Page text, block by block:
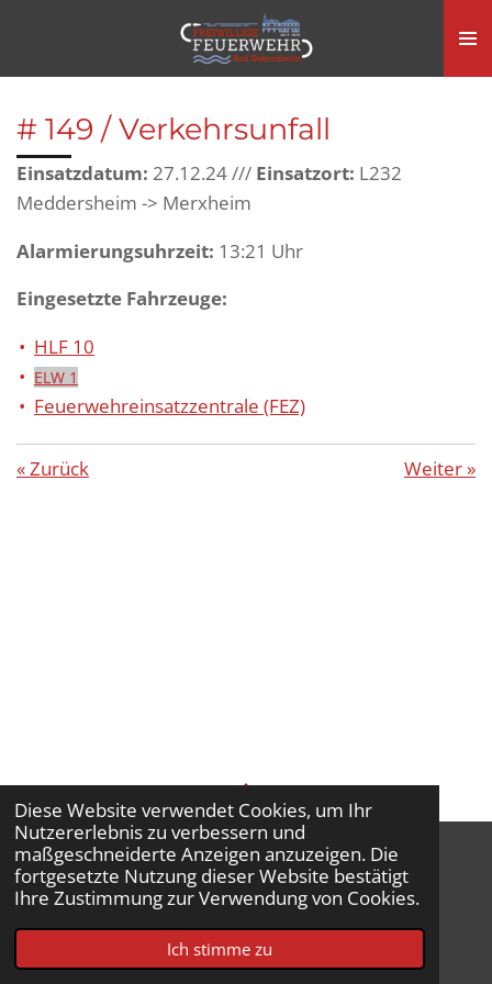
Diese Website verwendet Cookies, um Ihr
Nutzererlebnis zu verbessern und
maßgeschneiderte Anzeigen anzuzeigen. Die
fortgesetzte Nutzung dieser Website bestätigt
Ihre Zustimmung zur Verwendung von Cookies.
Ich stimme zu
springen
# 149 / Verkehrsunfall
Einsatzdatum: 27.12.24 /// Einsatzort: L232
Meddersheim -> Merxheim
Alarmierungsuhrzeit: 13:21 Uhr
Eingesetzte Fahrzeuge:
HLF 10
ELW 1
Feuerwehreinsatzzentrale (FEZ)
«Zurück Weiter»
TOP
Impressum
© 2026 Feuerwehr Bad Sobernheim